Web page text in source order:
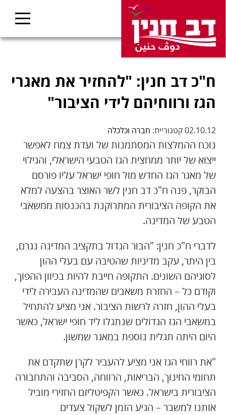
ח"כ דב חנין: "להחזיר את מאגרי
הגז ורווחיהם לידי הציבור"
02.10.12 קטגוריית: חברה וכלכלה
נוכח ההמלצות המסתמנות של ועדת צמח לאפשר
ייצוא של יותר ממחצית הגז הטבעי הישראלי, והגילוי
של מאגר הגז החדש מול חופי ישראל עליו פורסם
הבוקר, פנה ח"כ דב חנין לשר האוצר בהצעה למלא
את הקופה הציבורית המתרוקנת בהכנסות ממשאבי
הטבע של המדינה.
לדברי ח"כ חנין: "הבור הגדול בתקציב המדינה נגרם,
בין היתר, עקב מדיניות שהטיבה עם בעלי ההון
לסוגיהם השונים. התקופה חייבת להיות בכיוון ההפוך,
וקודם כל – החזרת משאבים שהמדינה העבירה לידי
בעלי ההון, חזרה לרשות הציבור. אני מציע להתחיל
במשאבי הגז הגדולים שנתגלו ליד חופי ישראל, כאשר
היום היתה תגלית נוספת במאגר שמשון.
"את רווחי הגז אני מציע להעביר לקרן שתקדם את
תחומי החינוך, הבריאות, הרווחה, הסביבה והתחבורה
הציבורית בישראל. כאשר הקפיטליזם החזירי מוביל
אותנו למשבר – הגיע הזמן לשקול צעדים